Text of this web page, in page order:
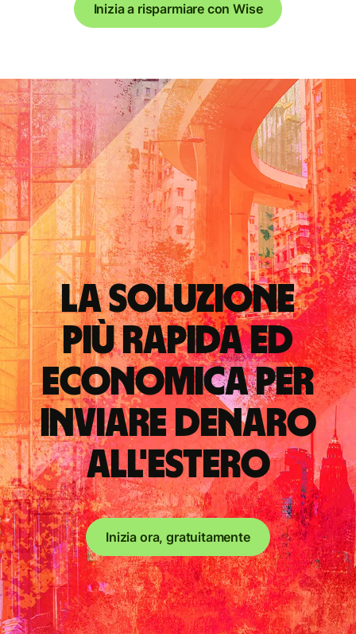
Inizia a risparmiare con Wise
La soluzione
più rapida ed
economica per
inviare denaro
all'estero
Inizia ora, gratuitamente